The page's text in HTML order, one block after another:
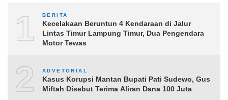
1 BERITA
Kecelakaan Beruntun 4 Kendaraan di Jalur
Lintas Timur Lampung Timur, Dua Pengendara
Motor Tewas
2 ADVETORIAL
Kasus Korupsi Mantan Bupati Pati Sudewo, Gus
Miftah Disebut Terima Aliran Dana 100 Juta